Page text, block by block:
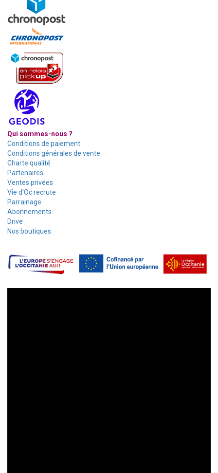
Qui sommes-nous ?
Conditions de paiement
Conditions générales de vente
Charte qualité
Partenaires
Ventes privées
Vie d'Oc recrute
Parrainage
Abonnements
Drive
Nos boutiques